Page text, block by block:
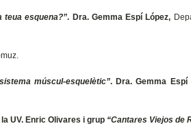
esquena?”. Dra. Gemma Espí López,
múscul-esquelètic”. Dra. Gemma Espí
UV. Enric Olivares i grup “Cantares Viejos de